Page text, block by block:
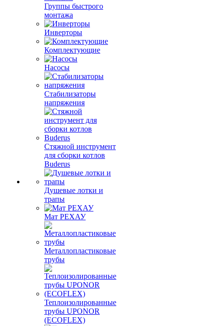
Группы быстрого
монтажа
Инверторы
Комплектующие
Насосы
Стабилизаторы
напряжения
Стяжной инструмент
для сборки котлов
Buderus
Душевые лотки и
трапы
Мат РЕХАУ
Металлопластиковые
трубы
Теплоизолированные
трубы UPONOR
(ECOFLEX)